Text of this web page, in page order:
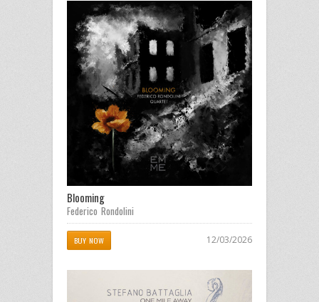
Blooming
Federico Rondolini
BUY NOW 12/03/2026